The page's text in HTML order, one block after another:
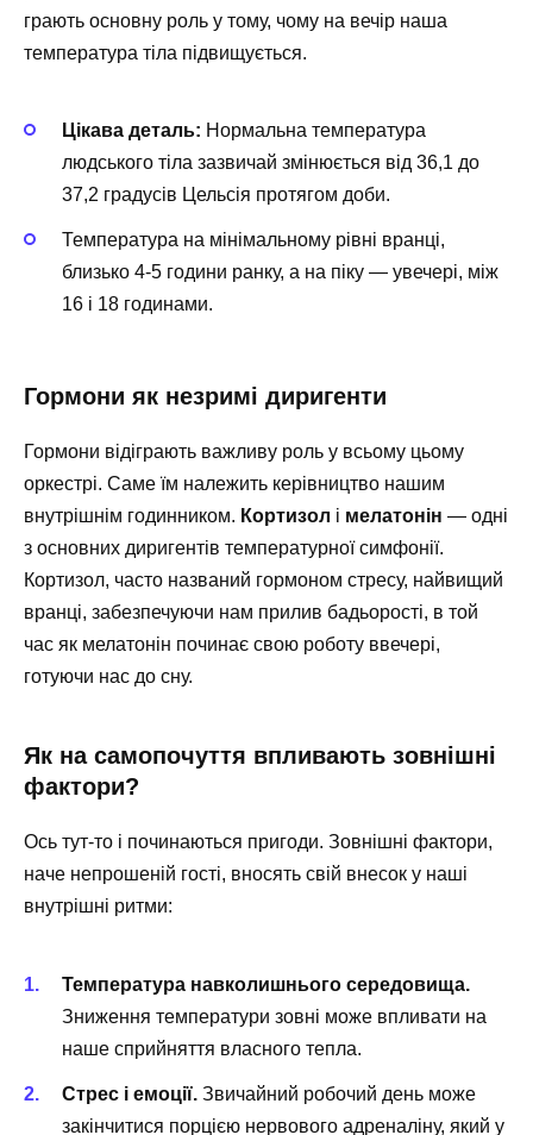
грають основну роль у тому, чому на вечір наша
температура тіла підвищується.
Цікава деталь: Нормальна температура
людського тіла зазвичай змінюється від 36,1 до
37,2 градусів Цельсія протягом доби.
Температура на мінімальному рівні вранці,
близько 4-5 години ранку, а на піку — увечері, між
16 і 18 годинами.
Гормони як незримі диригенти
Гормони відіграють важливу роль у всьому цьому
оркестрі. Саме їм належить керівництво нашим
внутрішнім годинником. Кортизол і мелатонін — одні
з основних диригентів температурної симфонії.
Кортизол, часто названий гормоном стресу, найвищий
вранці, забезпечуючи нам прилив бадьорості, в той
час як мелатонін починає свою роботу ввечері,
готуючи нас до сну.
Як на самопочуття впливають зовнішні
фактори?
Ось тут-то і починаються пригоди. Зовнішні фактори,
наче непрошеній гості, вносять свій внесок у наші
внутрішні ритми:
Температура навколишнього середовища.
Зниження температури зовні може впливати на
наше сприйняття власного тепла.
Стрес і емоції. Звичайний робочий день може
закінчитися порцією нервового адреналіну, який у